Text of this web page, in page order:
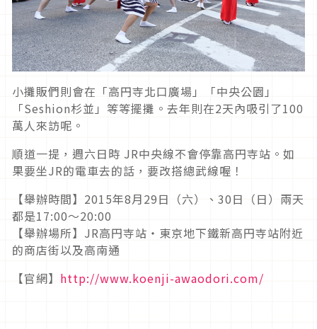
小攤販們則會在「高円寺北口廣場」「中央公園」
「Seshion杉並」等等擺攤。去年則在2天內吸引了100
萬人來訪呢。
順道一提，週六日時 JR中央線不會停靠高円寺站。如
果要坐JR的電車去的話，要改搭總武線喔！
【舉辦時間】2015年8月29日（六）、30日（日）兩天
都是17:00～20:00
【舉辦場所】JR高円寺站・東京地下鐵新高円寺站附近
的商店街以及高南通
【官網】 http://www.koenji-awaodori.com/